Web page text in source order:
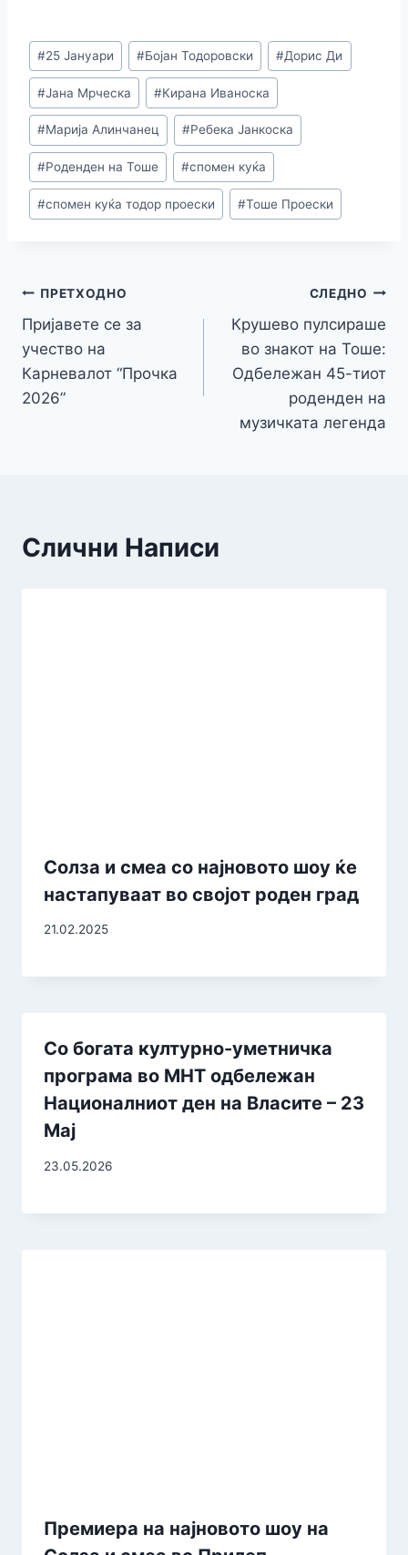
e
b
o
o
k
e
dI
n
s
e
n
g
er
s
A
p
p
gr
a
l
ar
e
Post
Tags:
#25 Јануари #Бојан Тодоровски #Дорис Ди
#Јана Мрческа #Кирана Иваноска
#Марија Алинчанец #Ребека Јанкоска
#Роденден на Тоше #спомен куќа
#спомен куќа тодор проески #Тоше Проески
Навигација
на
напис
ПРЕТХОДНО
Пријавете се за
учество на
Карневалот “Прочка
2026”
СЛЕДНО
Крушево пулсираше
во знакот на Тоше:
Одбележан 45-тиот
роденден на
музичката легенда
Слични Написи
Солза и смеа со најновото шоу ќе
настапуваат во својот роден град
21.02.2025
Со богата културно-уметничка
програма во МНТ одбележан
Националниот ден на Власите – 23
Мај
23.05.2026
Премиера на најновото шоу на